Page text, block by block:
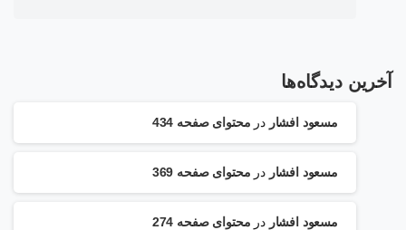
آخرین دیدگاه‌ها
مسعود افشار در محتوای صفحه 434
مسعود افشار در محتوای صفحه 369
مسعود افشار در محتوای صفحه 274